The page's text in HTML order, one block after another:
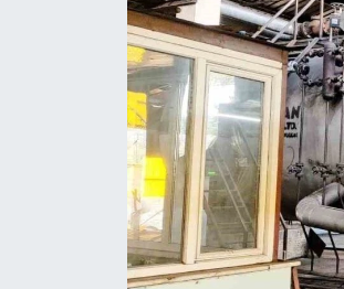
Teknoloji
Tokat Haberleri